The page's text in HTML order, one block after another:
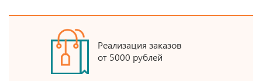
Реализация заказов
от 5000 рублей